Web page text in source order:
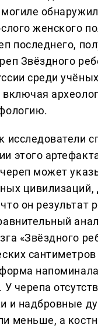
женского
последнего,
Звёздного
среди
включая
исследователи
этого
может
цивилизаций,
он результат
«Звёздного
У черепа
и надбровные
меньше, а